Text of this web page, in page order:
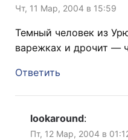
Чт, 11 Мар, 2004 в 15:59
Темный человек из
варежках и дрочит —
Ответить
lookaround:
Пт, 12 Мар, 2004 в